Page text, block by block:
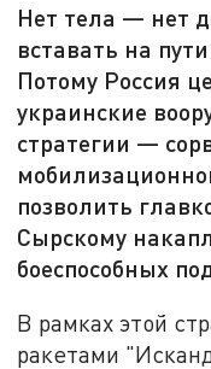
Нет тела — нет
вставать на
Потому Россия
украинские
стратегии —
позволить
Сырскому
боеспособных
В рамках этой
ракетами